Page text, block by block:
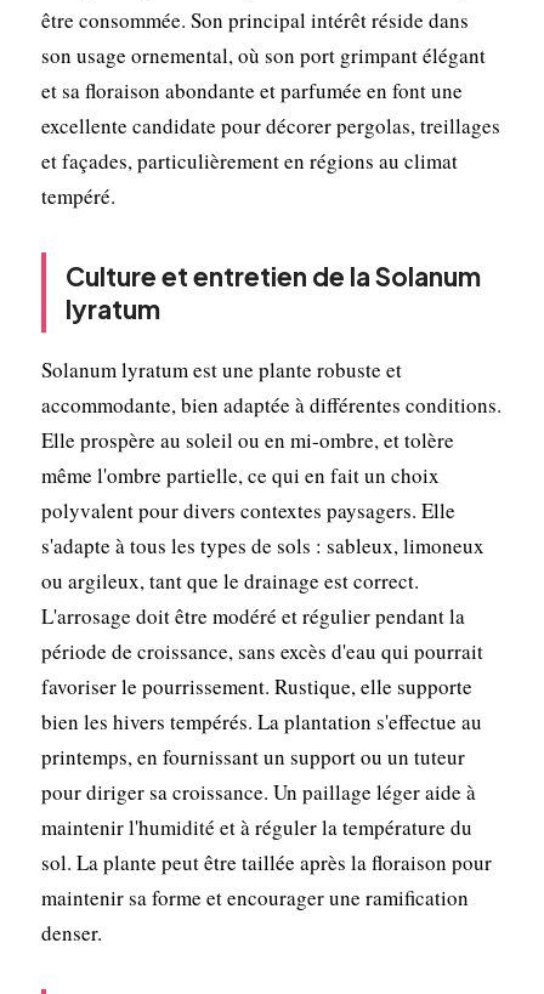
être consommée. Son principal intérêt réside dans
son usage ornemental, où son port grimpant élégant
et sa floraison abondante et parfumée en font une
excellente candidate pour décorer pergolas, treillages
et façades, particulièrement en régions au climat
tempéré.
Culture et entretien de la Solanum
lyratum
Solanum lyratum est une plante robuste et
accommodante, bien adaptée à différentes conditions.
Elle prospère au soleil ou en mi-ombre, et tolère
même l'ombre partielle, ce qui en fait un choix
polyvalent pour divers contextes paysagers. Elle
s'adapte à tous les types de sols : sableux, limoneux
ou argileux, tant que le drainage est correct.
L'arrosage doit être modéré et régulier pendant la
période de croissance, sans excès d'eau qui pourrait
favoriser le pourrissement. Rustique, elle supporte
bien les hivers tempérés. La plantation s'effectue au
printemps, en fournissant un support ou un tuteur
pour diriger sa croissance. Un paillage léger aide à
maintenir l'humidité et à réguler la température du
sol. La plante peut être taillée après la floraison pour
maintenir sa forme et encourager une ramification
denser.